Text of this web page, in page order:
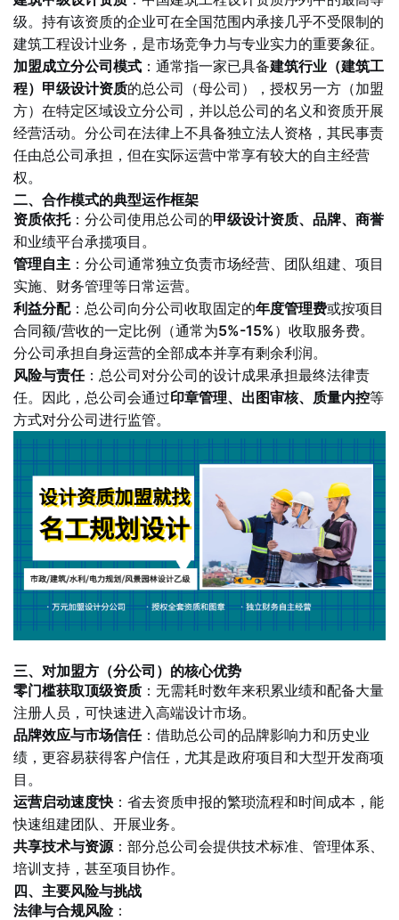
级。持有该资质的企业可在全国范围内承接几乎不受限制的
建筑工程设计业务，是市场竞争力与专业实力的重要象征。
加盟成立分公司模式 ：通常指一家已具备建筑行业（建筑工
程）甲级设计资质的总公司（母公司），授权另一方（加盟
方）在特定区域设立分公司，并以总公司的名义和资质开展
经营活动。分公司在法律上不具备独立法人资格，其民事责
任由总公司承担，但在实际运营中常享有较大的自主经营
权。
二、合作模式的典型运作框架
资质依托：分公司使用总公司的甲级设计资质、品牌、商誉
和业绩平台承揽项目。
管理自主 ：分公司通常独立负责市场经营、团队组建、项目
实施、财务管理等日常运营。
利益分配：总公司向分公司收取固定的年度管理费或按项目
合同额/营收的一定比例（通常为5%-15%）收取服务费。
分公司承担自身运营的全部成本并享有剩余利润。
风险与责任：总公司对分公司的设计成果承担最终法律责
任。因此，总公司会通过印章管理、出图审核、质量内控等
方式对分公司进行监管。
三、对加盟方（分公司）的核心优势
零门槛获取顶级资质 ：无需耗时数年来积累业绩和配备大量
注册人员，可快速进入高端设计市场。
品牌效应与市场信任：借助总公司的品牌影响力和历史业
绩，更容易获得客户信任，尤其是政府项目和大型开发商项
目。
运营启动速度快 ：省去资质申报的繁琐流程和时间成本，能
快速组建团队、开展业务。
共享技术与资源 ：部分总公司会提供技术标准、管理体系、
培训支持，甚至项目协作。
四、主要风险与挑战
法律与合规风险：